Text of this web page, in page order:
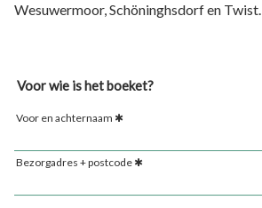
Wesuwermoor, Schöninghsdorf en Twist.
Voor wie is het boeket?
Voor en achternaam
Bezorgadres + postcode